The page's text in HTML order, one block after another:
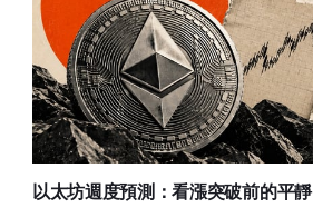
以太坊週度預測：看漲突破前的平靜